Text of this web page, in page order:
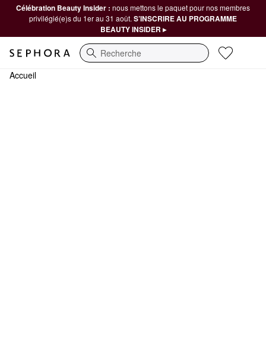
Célébration Beauty Insider : nous mettons le paquet pour nos membres
privilégié(e)s du 1er au 31 août. S’INSCRIRE AU PROGRAMME
BEAUTY INSIDER ▸
Recherche
Accueil